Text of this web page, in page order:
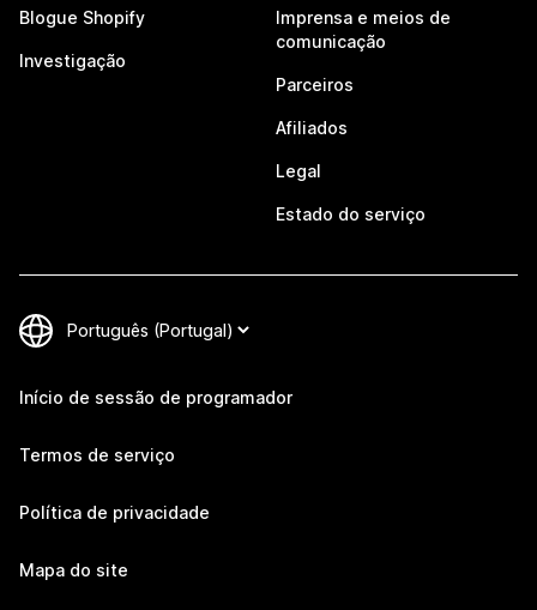
Blogue Shopify
Investigação
Imprensa e meios de
comunicação
Parceiros
Afiliados
Legal
Estado do serviço
Início de sessão de programador
Termos de serviço
Política de privacidade
Mapa do site